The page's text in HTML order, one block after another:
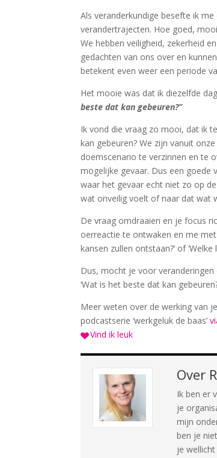
Als veranderkundige besefte ik
verandertrajecten. Hoe goed,
We hebben veiligheid, zekerheid
gedachten van ons over en
betekent even weer een periode
Het mooie was dat ik diezelfde
beste dat kan gebeuren?”
Ik vond die vraag zo mooi, dat ik
kan gebeuren? We zijn vanuit
doemscenario te verzinnen en te
mogelijke gevaar. Dus een goede
waar het gevaar echt niet zo op
wat onveilig voelt of naar dat wat
De vraag omdraaien en je focus
oerreactie te ontwaken en me met
kansen zullen ontstaan?’ of
Dus, mocht je voor
‘Wat is het beste dat kan
Meer weten over de werking van
podcastserie ‘werkgeluk de baas’
Vind ik leuk
Over
Ik ben er
je
mijn
ben je
je